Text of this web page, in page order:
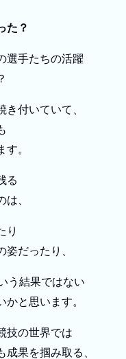
た？
選手たちの活躍
き付いていて、
。
る
、
り
姿だったり、
う結果ではない
と思います。
技の世界では
果を掴み取る、